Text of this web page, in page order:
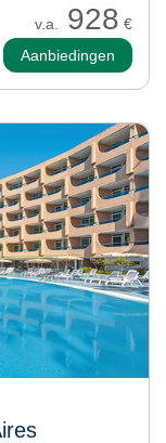
v.a. 928 €
Aanbiedingen